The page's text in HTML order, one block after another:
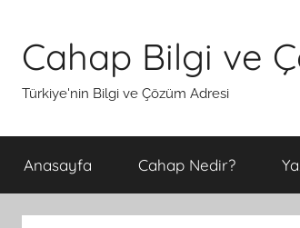
Cahap Bilgi ve
Türkiye'nin Bilgi ve Çözüm Adresi
Anasayfa Cahap Nedir?